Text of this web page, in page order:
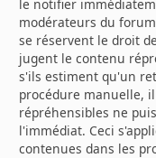
le notifier
modérateurs du
se réservent le droit
jugent le contenu
s'ils estiment qu'un
procédure manuelle,
répréhensibles ne
l'immédiat. Ceci
contenues dans les